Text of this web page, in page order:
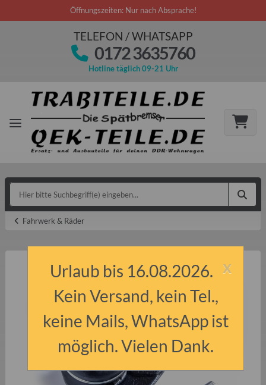
Öffnungszeiten: Nur nach Absprache!
TELEFON / WHATSAPP
0172 3635760
Hotline täglich 09-21 Uhr
Fahrwerk & Räder
x
Urlaub bis 16.08.2026.
Kein Versand, kein Tel.,
keine Mails, WhatsApp ist
möglich. Vielen Dank.